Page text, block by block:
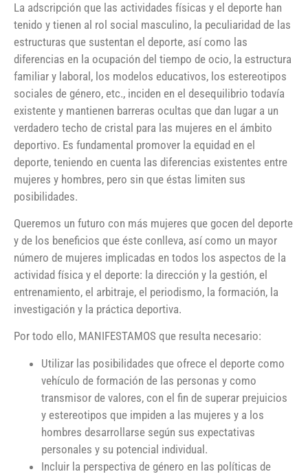
La adscripción que las actividades físicas y el deporte han
tenido y tienen al rol social masculino, la peculiaridad de las
estructuras que sustentan el deporte, así como las
diferencias en la ocupación del tiempo de ocio, la estructura
familiar y laboral, los modelos educativos, los estereotipos
sociales de género, etc., inciden en el desequilibrio todavía
existente y mantienen barreras ocultas que dan lugar a un
verdadero techo de cristal para las mujeres en el ámbito
deportivo. Es fundamental promover la equidad en el
deporte, teniendo en cuenta las diferencias existentes entre
mujeres y hombres, pero sin que éstas limiten sus
posibilidades.
Queremos un futuro con más mujeres que gocen del deporte
y de los beneficios que éste conlleva, así como un mayor
número de mujeres implicadas en todos los aspectos de la
actividad física y el deporte: la dirección y la gestión, el
entrenamiento, el arbitraje, el periodismo, la formación, la
investigación y la práctica deportiva.
Por todo ello, MANIFESTAMOS que resulta necesario:
Utilizar las posibilidades que ofrece el deporte como
vehículo de formación de las personas y como
transmisor de valores, con el fin de superar prejuicios
y estereotipos que impiden a las mujeres y a los
hombres desarrollarse según sus expectativas
personales y su potencial individual.
Incluir la perspectiva de género en las políticas de